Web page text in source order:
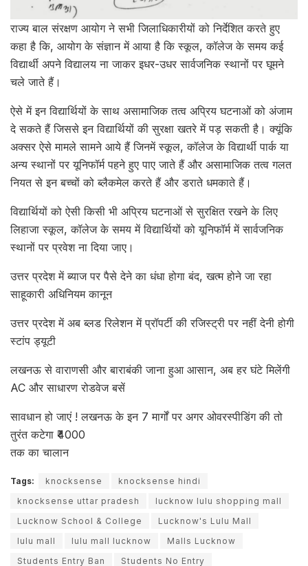
राज्य बाल संरक्षण आयोग ने सभी जिलाधिकारीयों को निर्देशित करते हुए
कहा है कि, आयोग के संज्ञान में आया है कि स्कूल, कॉलेज के समय कई
विद्यार्थी अपने विद्यालय ना जाकर इधर-उधर सार्वजनिक स्थानों पर घूमने
चले जाते हैं।
ऐसे में इन विद्यार्थियों के साथ असामाजिक तत्व अप्रिय घटनाओं को अंजाम
दे सकते हैं जिससे इन विद्यार्थियों की सुरक्षा खतरे में पड़ सकती है। क्यूंकि
अक्सर ऐसे मामले सामने आये हैं जिनमें स्कूल, कॉलेज के विद्यार्थी पार्क या
अन्य स्थानों पर यूनिफॉर्म पहने हुए पाए जाते हैं और असामाजिक तत्व गलत
नियत से इन बच्चों को ब्लैकमेल करते हैं और डराते धमकाते हैं।
विद्यार्थियों को ऐसी किसी भी अप्रिय घटनाओं से सुरक्षित रखने के लिए
लिहाजा स्कूल, कॉलेज के समय में विद्यार्थियों को यूनिफॉर्म में सार्वजनिक
स्थानों पर प्रवेश ना दिया जाए।
उत्तर प्रदेश में ब्याज पर पैसे देने का धंधा होगा बंद, खत्म होने जा रहा
साहूकारी अधिनियम कानून
उत्तर प्रदेश में अब ब्लड रिलेशन में प्रॉपर्टी की रजिस्ट्री पर नहीं देनी होगी
स्टांप ड्यूटी
लखनऊ से वाराणसी और बाराबंकी जाना हुआ आसान, अब हर घंटे मिलेंगी
AC और साधारण रोडवेज बसें
सावधान हो जाएं ! लखनऊ के इन 7 मार्गों पर अगर ओवरस्पीडिंग की तो
तुरंत कटेगा ₹4000
तक का चालान
Tags: knocksense
knocksense hindi
knocksense uttar pradesh
lucknow lulu shopping mall
Lucknow School & College
Lucknow's Lulu Mall
lulu mall
lulu mall lucknow
Malls Lucknow
Students Entry Ban
Students No Entry